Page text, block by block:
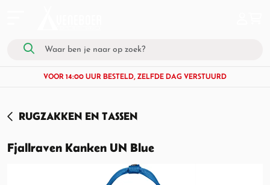
VOOR 14:00 UUR BESTELD, ZELFDE DAG VERSTUURD
RUGZAKKEN EN TASSEN
Fjallraven Kanken UN Blue